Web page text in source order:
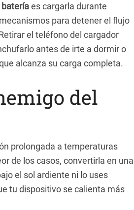
bateríaes cargarla durante
para detener el flujo
el teléfono del cargador
antes de irte a dormir o
alcanza su carga completa.
del
prolongada a temperaturas
de los casos, convertirla en una
el sol ardiente ni lo uses
tu dispositivo se calienta más